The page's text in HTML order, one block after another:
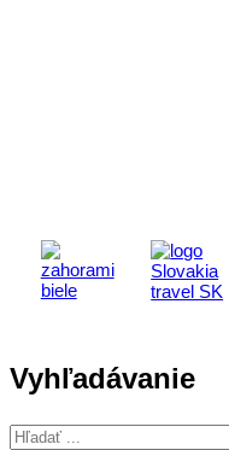
Vyhľadávanie